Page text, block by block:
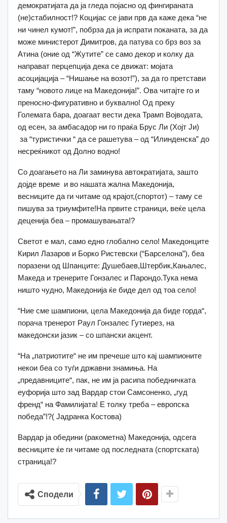
демократијата да ја гледа појасно од фингираната
(не)стабилност!? Коцијас се јави прв да каже дека “не
ни чинел кумот!”, побрза да ја испрати поканата, за да
може министерот Димитров, да патува со брз воз за
Атина (оние од “Жутите” се само декор и колку да
направат перцепција дека се движат: мојата
асоцијација – “Нишање на возот!”), за да го претстави
таму “новото лице на Македонија!”. Ова читајте го и
преносно-фигуративно и буквално! Од преку
Големата бара, доагаат вести дека Трамп Војводата,
од есен, за амбасадор ни го праќа Брус Ли (Хојт Ји)
за “туристички “ да се рашетува – од “Илинденска” до
несреќникот од Долно водно!
Со доагањето на Ли заминува автократијата, зашто
дојде време и во нашата жална Македонија,
весниците да ги читаме од крајот,(спортот) – таму се
пишува за триумфите!На првите страници, веќе цела
деценија беа – промашувањата!?
Светот е мал, само едно глобално село! Македонците
Кирил Лазаров и Борко Ристевски (“Барселона”), беа
поразени од Шпанците: Душебаев,Штербик,Кањалес,
Македа и тренерите Гонзалес и Парондо.Тука нема
ништо чудно, Македонија ќе биде дел од тоа село!
“Ние сме шампиони, цела Македонија да биде горда“,
порача тренерот Раул Гонзалес Гутиерез, на
македонски јазик – со шпански акцент.
“На „патриотите“ не им пречеше што кај шампионите
некои беа со туѓи државни знамиња. На
„предавниците“, пак, не им ја расипа победничката
еуфорија што зад Вардар стои Самсоненко, „гуд
френд“ на Фамилијата! Е толку треба – европска
победа”!?( Јадранка Костова)
Вардар ја обедини (ракометна) Македонија, одсега
весниците ќе ги читаме од последната (спортската)
страница!?
Сподели